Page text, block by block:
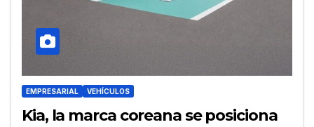
EMPRESARIAL VEHÍCULOS
Kia, la marca coreana se posiciona